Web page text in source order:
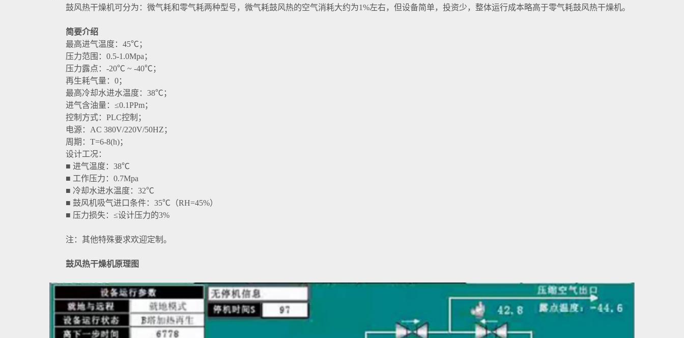
鼓风热干燥机可分为：微气耗和零气耗两种型号，微气耗鼓风热的空气消耗大约为1%左右，但设备简单，投资少，整体运行成本略高于零气耗鼓风热干燥机。
简要介绍
最高进气温度：45℃；
压力范围：0.5-1.0Mpa；
压力露点：-20℃ ~ -40℃；
再生耗气量：0；
最高冷却水进水温度：38℃；
进气含油量：≤0.1PPm；
控制方式：PLC控制；
电源：AC 380V/220V/50HZ；
周期：T=6-8(h)；
设计工况：
■ 进气温度：38℃
■ 工作压力：0.7Mpa
■ 冷却水进水温度：32℃
■ 鼓风机吸气进口条件：35℃（RH=45%）
■ 压力损失：≤设计压力的3%
注：其他特殊要求欢迎定制。
鼓风热干燥机原理图